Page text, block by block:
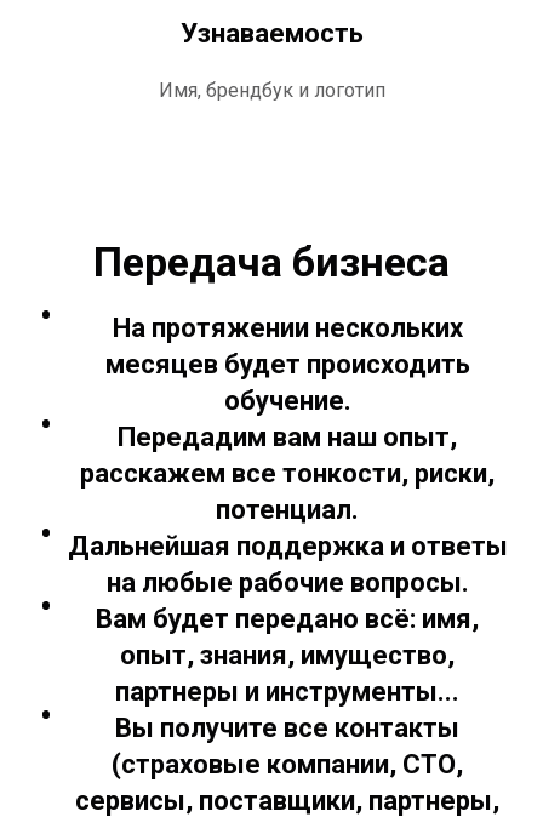
Узнаваемость
Имя, брендбук и логотип
Передача бизнеса
На протяжении нескольких
месяцев будет происходить
обучение.
Передадим вам наш опыт,
расскажем все тонкости, риски,
потенциал.
Дальнейшая поддержка и ответы
на любые рабочие вопросы.
Вам будет передано всё: имя,
опыт, знания, имущество,
партнеры и инструменты...
Вы получите все контакты
(страховые компании, СТО,
сервисы, поставщики, партнеры,